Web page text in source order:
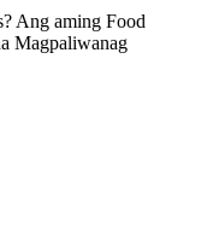
Ang aming Food
Magpaliwanag